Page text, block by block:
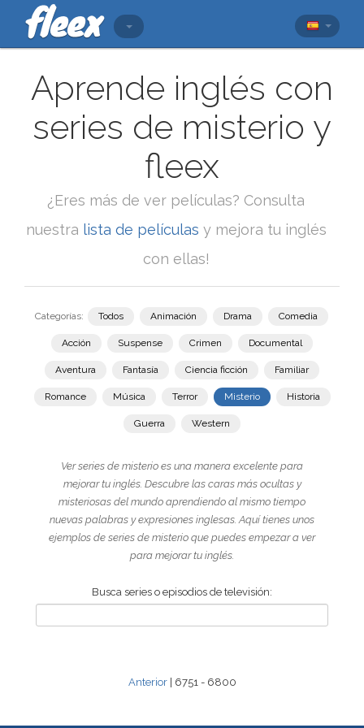
Aprende inglés con
series de misterio y
fleex
¿Eres más de ver películas? Consulta
nuestra lista de películas y mejora tu inglés
con ellas!
Categorías: Todos Animación Drama Comedia
Acción Suspense Crimen Documental
Aventura Fantasía Ciencia ficción Familiar
Romance Música Terror Misterio Historia
Guerra Western
Ver series de misterio es una manera excelente para
mejorar tu inglés. Descubre las caras más ocultas y
misteriosas del mundo aprendiendo al mismo tiempo
nuevas palabras y expresiones inglesas. Aquí tienes unos
ejemplos de series de misterio que puedes empezar a ver
para mejorar tu inglés.
Busca series o episodios de televisión:
Anterior| 6751 - 6800